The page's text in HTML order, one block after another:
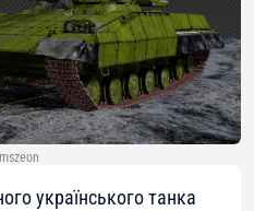
українського танка